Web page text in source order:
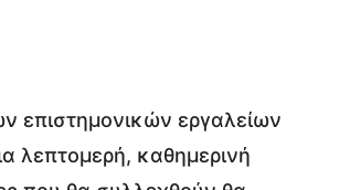
εργαλείων
λεπτομερή, καθημερινή